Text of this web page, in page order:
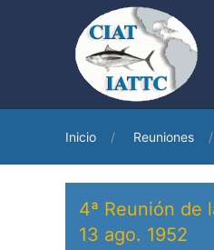
Inicio Reuniones
4ª Reunión de
13 ago. 1952